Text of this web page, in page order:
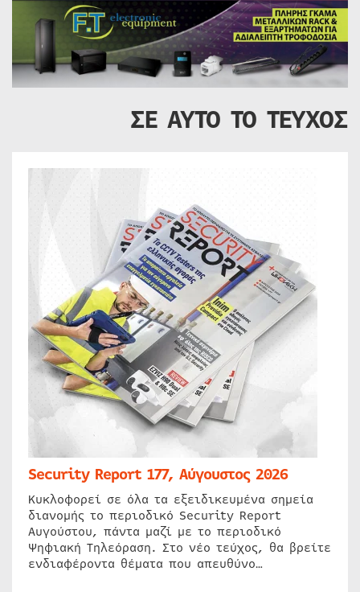
ΣΕ ΑΥΤΟ ΤΟ ΤΕΥΧΟΣ
Security Report 177, Αύγουστος 2026
Κυκλοφορεί σε όλα τα εξειδικευμένα σημεία
διανομής το περιοδικό Security Report
Αυγούστου, πάντα μαζί με το περιοδικό
Ψηφιακή Τηλεόραση. Στο νέο τεύχος, θα βρείτε
ενδιαφέροντα θέματα που απευθύνο…